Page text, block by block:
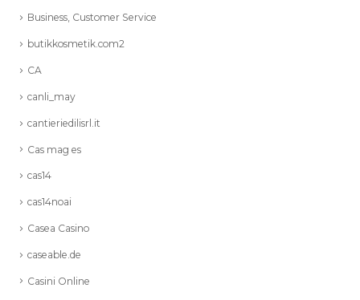
Business, Customer Service
butikkosmetik.com2
CA
canli_may
cantieriedilisrl.it
Cas mag es
cas14
cas14noai
Casea Casino
caseable.de
Casini Online